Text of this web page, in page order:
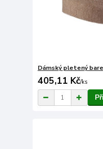
Dámský pletený
405,11 Kč/ks